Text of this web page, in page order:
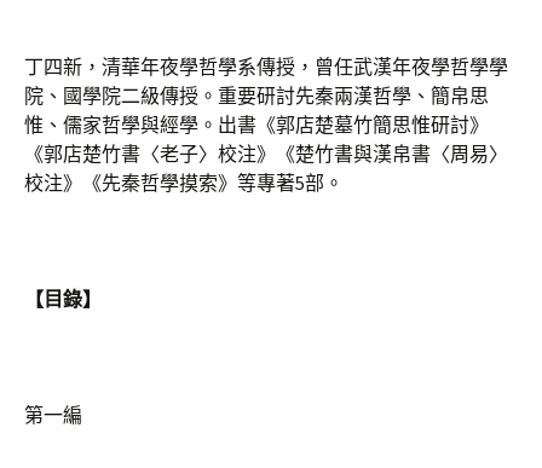
丁四新，清華年夜學哲學系傳授，曾任武漢年夜學哲學學
院、國學院二級傳授。重要研討先秦兩漢哲學、簡帛思
惟、儒家哲學與經學。出書《郭店楚墓竹簡思惟研討》
《郭店楚竹書〈老子〉校注》《楚竹書與漢帛書〈周易〉
校注》《先秦哲學摸索》等專著5部。
【目錄】
第一編